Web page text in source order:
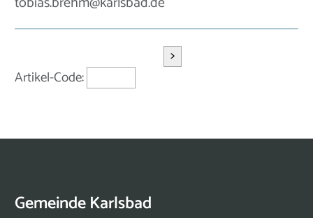
Artikel-Code:
>
Gemeinde Karlsbad